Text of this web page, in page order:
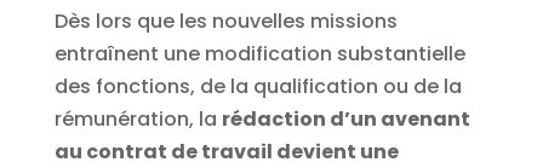
Dès lors que les nouvelles missions
entraînent une modification substantielle
des fonctions, de la qualification ou de la
rémunération, la rédaction d’un avenant
au contrat de travail devient une